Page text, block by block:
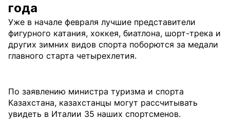
года
Уже в начале февраля лучшие представители
фигурного катания, хоккея, биатлона, шорт-трека и
других зимних видов спорта поборются за медали
главного старта четырехлетия.
По заявлению министра туризма и спорта
Казахстана, казахстанцы могут рассчитывать
увидеть в Италии 35 наших спортсменов.